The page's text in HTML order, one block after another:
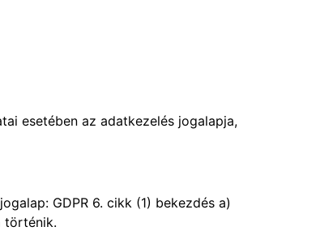
esetében az adatkezelés jogalapja,
GDPR 6. cikk (1) bekezdés a)
történik.